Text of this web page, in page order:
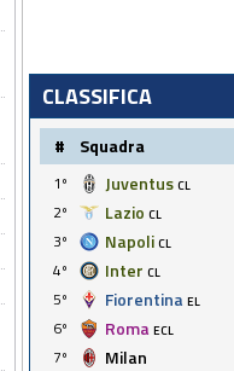
CLASSIFICA
# Squadra
1º Juventus CL
2º
Lazio CL
3º
Napoli CL
4º
Inter CL
5º
Fiorentina EL
6º
Roma ECL
7º
Milan